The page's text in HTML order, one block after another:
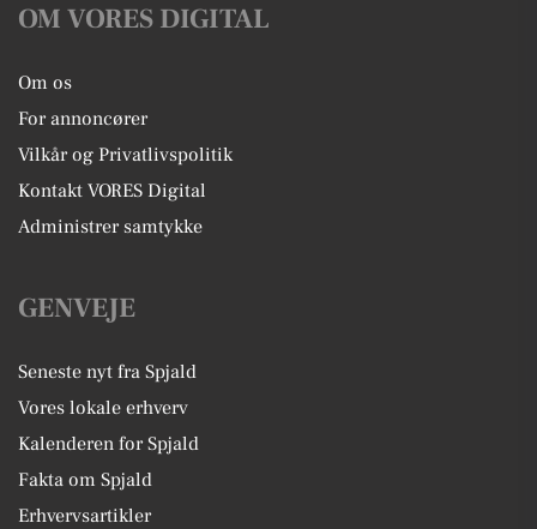
OM VORES DIGITAL
Om os
For annoncører
Vilkår og Privatlivspolitik
Kontakt VORES Digital
Administrer samtykke
GENVEJE
Seneste nyt fra Spjald
Vores lokale erhverv
Kalenderen for Spjald
Fakta om Spjald
Erhvervsartikler